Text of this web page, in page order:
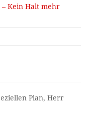
Kein Halt mehr
Plan, Herr